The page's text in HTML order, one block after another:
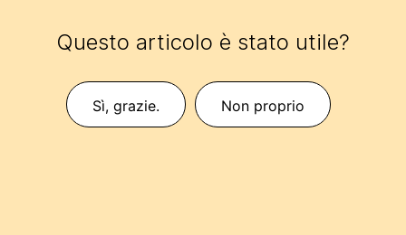
Questo articolo è stato utile?
Sì, grazie. Non proprio